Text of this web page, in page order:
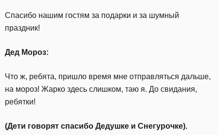
Спасибо нашим гостям за подарки и за шумный
праздник!
Дед Мороз:
Что ж, ребята, пришло время мне отправляться дальше,
на мороз! Жарко здесь слишком, таю я. До свидания,
ребятки!
(Дети говорят спасибо Дедушке и Снегурочке).